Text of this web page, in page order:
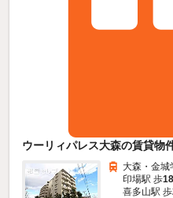
ウーリィパレス大森の賃貸物
大森・金城
印場駅 歩18
喜多山駅 歩